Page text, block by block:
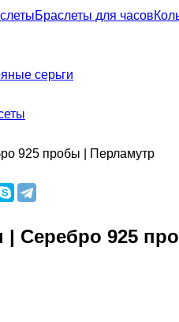
Браслеты для часов
серьги
925 пробы | Перламутр
| Серебро 925